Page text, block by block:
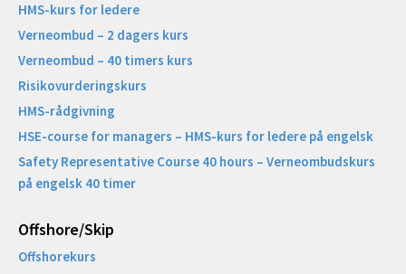
HMS-kurs for ledere
Verneombud – 2 dagers kurs
Verneombud – 40 timers kurs
Risikovurderingskurs
HMS-rådgivning
HSE-course for managers – HMS-kurs for ledere på engelsk
Safety Representative Course 40 hours – Verneombudskurs
på engelsk 40 timer
Offshore/Skip​
Offshorekurs